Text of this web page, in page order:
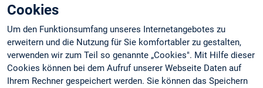
Cookies
Um den Funktionsumfang unseres Internetangebotes zu
erweitern und die Nutzung für Sie komfortabler zu gestalten,
verwenden wir zum Teil so genannte „Cookies". Mit Hilfe dieser
Cookies können bei dem Aufruf unserer Webseite Daten auf
Ihrem Rechner gespeichert werden. Sie können das Speichern